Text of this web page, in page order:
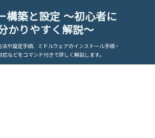
構築と設定 ～初心者に
かりやすく解説～
法や設定手順、ミドルウェアのインストール手順・
応などをコマンド付きで詳しく解説します。